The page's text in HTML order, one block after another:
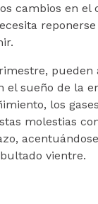
cambios en el
reponerse
pueden
el sueño de la
los
molestias
vientre.